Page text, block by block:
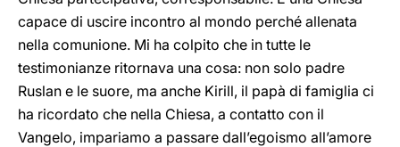
capace di uscire incontro al mondo perché allenata
nella comunione. Mi ha colpito che in tutte le
testimonianze ritornava una cosa: non solo padre
Ruslan e le suore, ma anche Kirill, il papà di famiglia ci
ha ricordato che nella Chiesa, a contatto con il
Vangelo, impariamo a passare dall’egoismo all’amore